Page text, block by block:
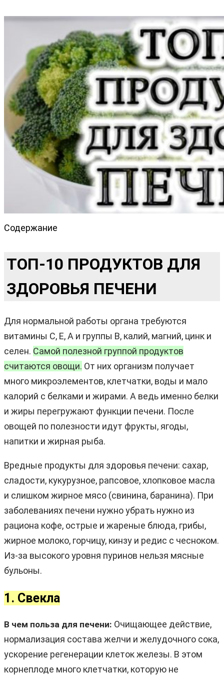
Содержание
ТОП-10 ПРОДУКТОВ ДЛЯ
ЗДОРОВЬЯ ПЕЧЕНИ
Для нормальной работы органа требуются
витамины C, E, A и группы B, калий, магний, цинк и
селен. Самой полезной группой продуктов
считаются овощи. От них организм получает
много микроэлементов, клетчатки, воды и мало
калорий с белками и жирами. А ведь именно белки
и жиры перегружают функции печени. После
овощей по полезности идут фрукты, ягоды,
напитки и жирная рыба.
Вредные продукты для здоровья печени: сахар,
сладости, кукурузное, рапсовое, хлопковое масла
и слишком жирное мясо (свинина, баранина). При
заболеваниях печени нужно убрать нужно из
рациона кофе, острые и жареные блюда, грибы,
жирное молоко, горчицу, кинзу и редис с чесноком.
Из-за высокого уровня пуринов нельзя мясные
бульоны.
1. Свекла
В чем польза для печени: Очищающее действие,
нормализация состава желчи и желудочного сока,
ускорение регенерации клеток железы. В этом
корнеплоде много клетчатки, которую не